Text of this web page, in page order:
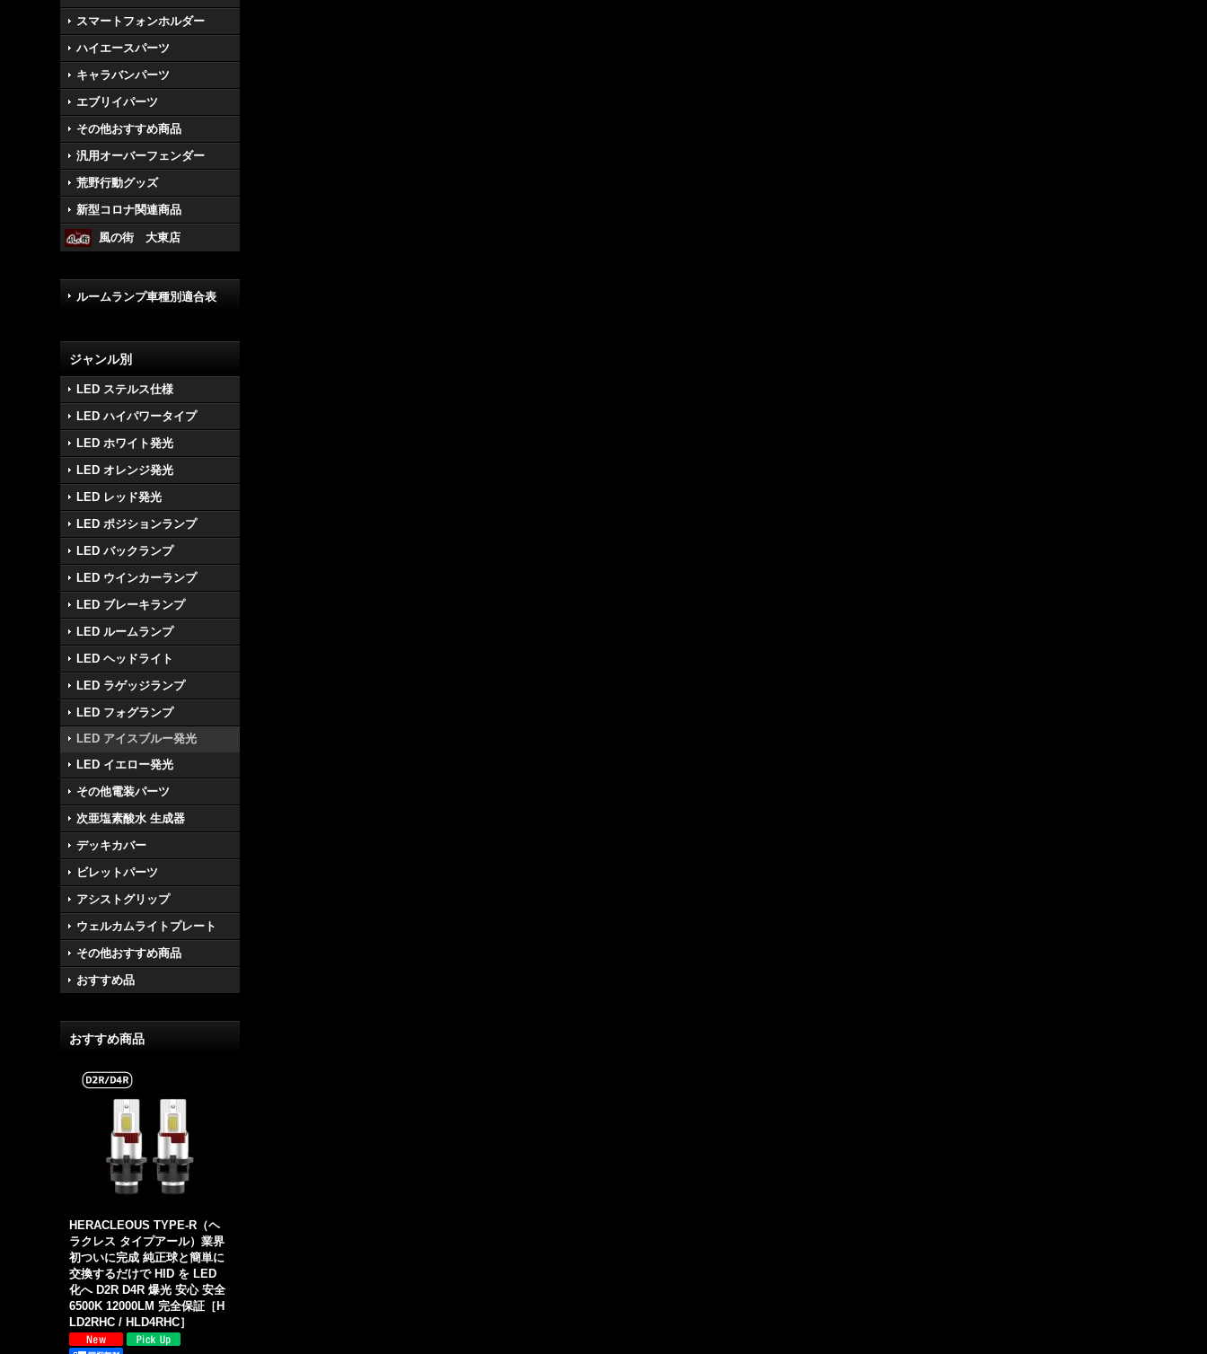
スマートフォンホルダー
ハイエースパーツ
キャラバンパーツ
エブリイパーツ
その他おすすめ商品
汎用オーバーフェンダー
荒野行動グッズ
新型コロナ関連商品
風の街 大東店
ルームランプ車種別適合表
ジャンル別
LED ステルス仕様
LED ハイパワータイプ
LED ホワイト発光
LED オレンジ発光
LED レッド発光
LED ポジションランプ
LED バックランプ
LED ウインカーランプ
LED ブレーキランプ
LED ルームランプ
LED ヘッドライト
LED ラゲッジランプ
LED フォグランプ
LED アイスブルー発光
LED イエロー発光
その他電装パーツ
次亜塩素酸水 生成器
デッキカバー
ビレットパーツ
アシストグリップ
ウェルカムライトプレート
その他おすすめ商品
おすすめ品
おすすめ商品
HERACLEOUS TYPE-R（ヘ
ラクレス タイプアール）業界
初ついに完成 純正球と簡単に
交換するだけで HID を LED
化へ D2R D4R 爆光 安心 安全
6500K 12000LM 完全保証［H
LD2RHC / HLD4RHC］